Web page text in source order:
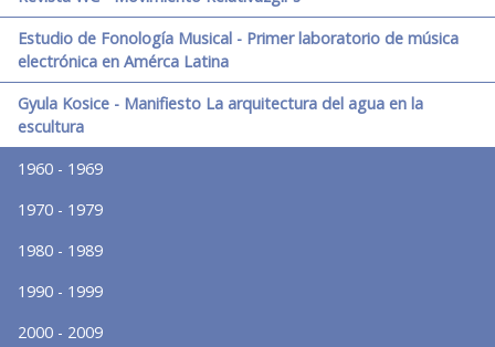
Estudio de Fonología Musical - Primer laboratorio de música
electrónica en Amérca Latina
Gyula Kosice - Manifiesto La arquitectura del agua en la
escultura
1960 - 1969
1970 - 1979
1980 - 1989
1990 - 1999
2000 - 2009